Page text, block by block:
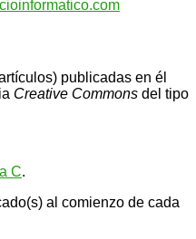
publicadas en él
Creative Commons del tipo
C.
al comienzo de cada